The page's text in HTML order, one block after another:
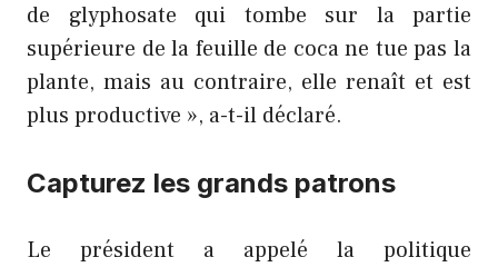
de glyphosate qui tombe sur la partie
supérieure de la feuille de coca ne tue pas la
plante, mais au contraire, elle renaît et est
plus productive », a-t-il déclaré.
Capturez les grands patrons
Le président a appelé la politique